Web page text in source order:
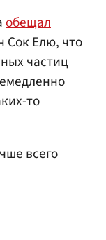
обещал
Сок Елю, что
частиц
то
всего